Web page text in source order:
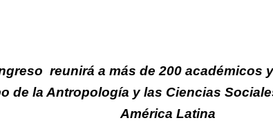
reunirá a más de 200 académicos
de la Antropología y las Ciencias
América Latina